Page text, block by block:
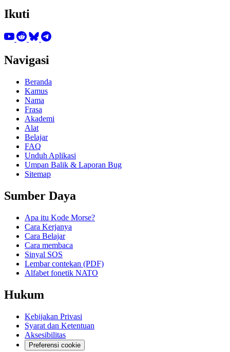
Ikuti
Navigasi
Beranda
Kamus
Nama
Frasa
Akademi
Alat
Belajar
FAQ
Unduh Aplikasi
Umpan Balik & Laporan Bug
Sitemap
Sumber Daya
Apa itu Kode Morse?
Cara Kerjanya
Cara Belajar
Cara membaca
Sinyal SOS
Lembar contekan (PDF)
Alfabet fonetik NATO
Hukum
Kebijakan Privasi
Syarat dan Ketentuan
Aksesibilitas
Preferensi cookie